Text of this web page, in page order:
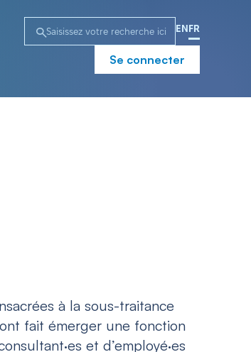
EN FR
Se connecter
à la sous-traitance
fait émerger une fonction
et d’employé·es